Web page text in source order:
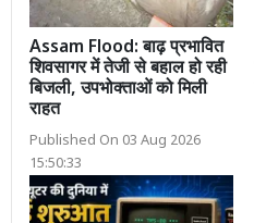
Assam Flood: बाढ़ प्रभावित
शिवसागर में तेजी से बहाल हो रही
बिजली, उपभोक्ताओं को मिली
राहत
Published On 03 Aug 2026
15:50:33